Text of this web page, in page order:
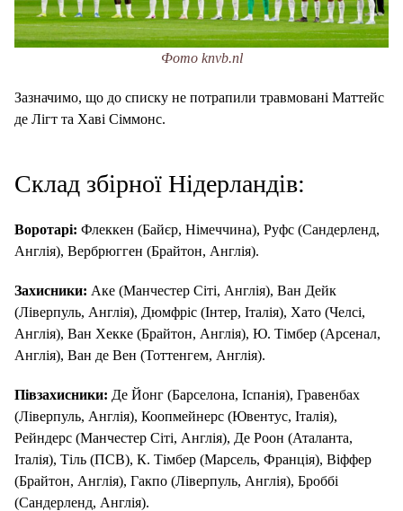
Фото knvb.nl
Зазначимо, що до списку не потрапили травмовані Маттейс
де Лігт та Хаві Сіммонс.
Склад збірної Нідерландів:
Воротарі: Флеккен (Байєр, Німеччина), Руфс (Сандерленд,
Англія), Вербрюгген (Брайтон, Англія).
Захисники: Аке (Манчестер Сіті, Англія), Ван Дейк
(Ліверпуль, Англія), Дюмфріс (Інтер, Італія), Хато (Челсі,
Англія), Ван Хекке (Брайтон, Англія), Ю. Тімбер (Арсенал,
Англія), Ван де Вен (Тоттенгем, Англія).
Півзахисники: Де Йонг (Барселона, Іспанія), Гравенбах
(Ліверпуль, Англія), Коопмейнерс (Ювентус, Італія),
Рейндерс (Манчестер Сіті, Англія), Де Роон (Аталанта,
Італія), Тіль (ПСВ), К. Тімбер (Марсель, Франція), Віффер
(Брайтон, Англія), Гакпо (Ліверпуль, Англія), Броббі
(Сандерленд, Англія).